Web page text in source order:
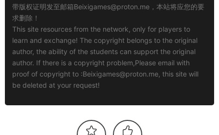
带版权证明发至邮箱Beixigames@proton.me ，本站将应您的要
求删除！
This site resources from the network, only for players to
learn and exchange! The copyright belongs to the original
author, the ability of the students can support the original
author. If there is a copyright problem,Please email with
proof of copyright to :Beixigames@proton.me, this site will
be deleted at your request!